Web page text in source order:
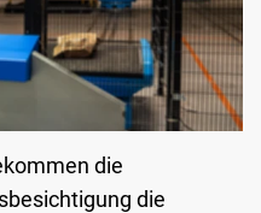
die
die